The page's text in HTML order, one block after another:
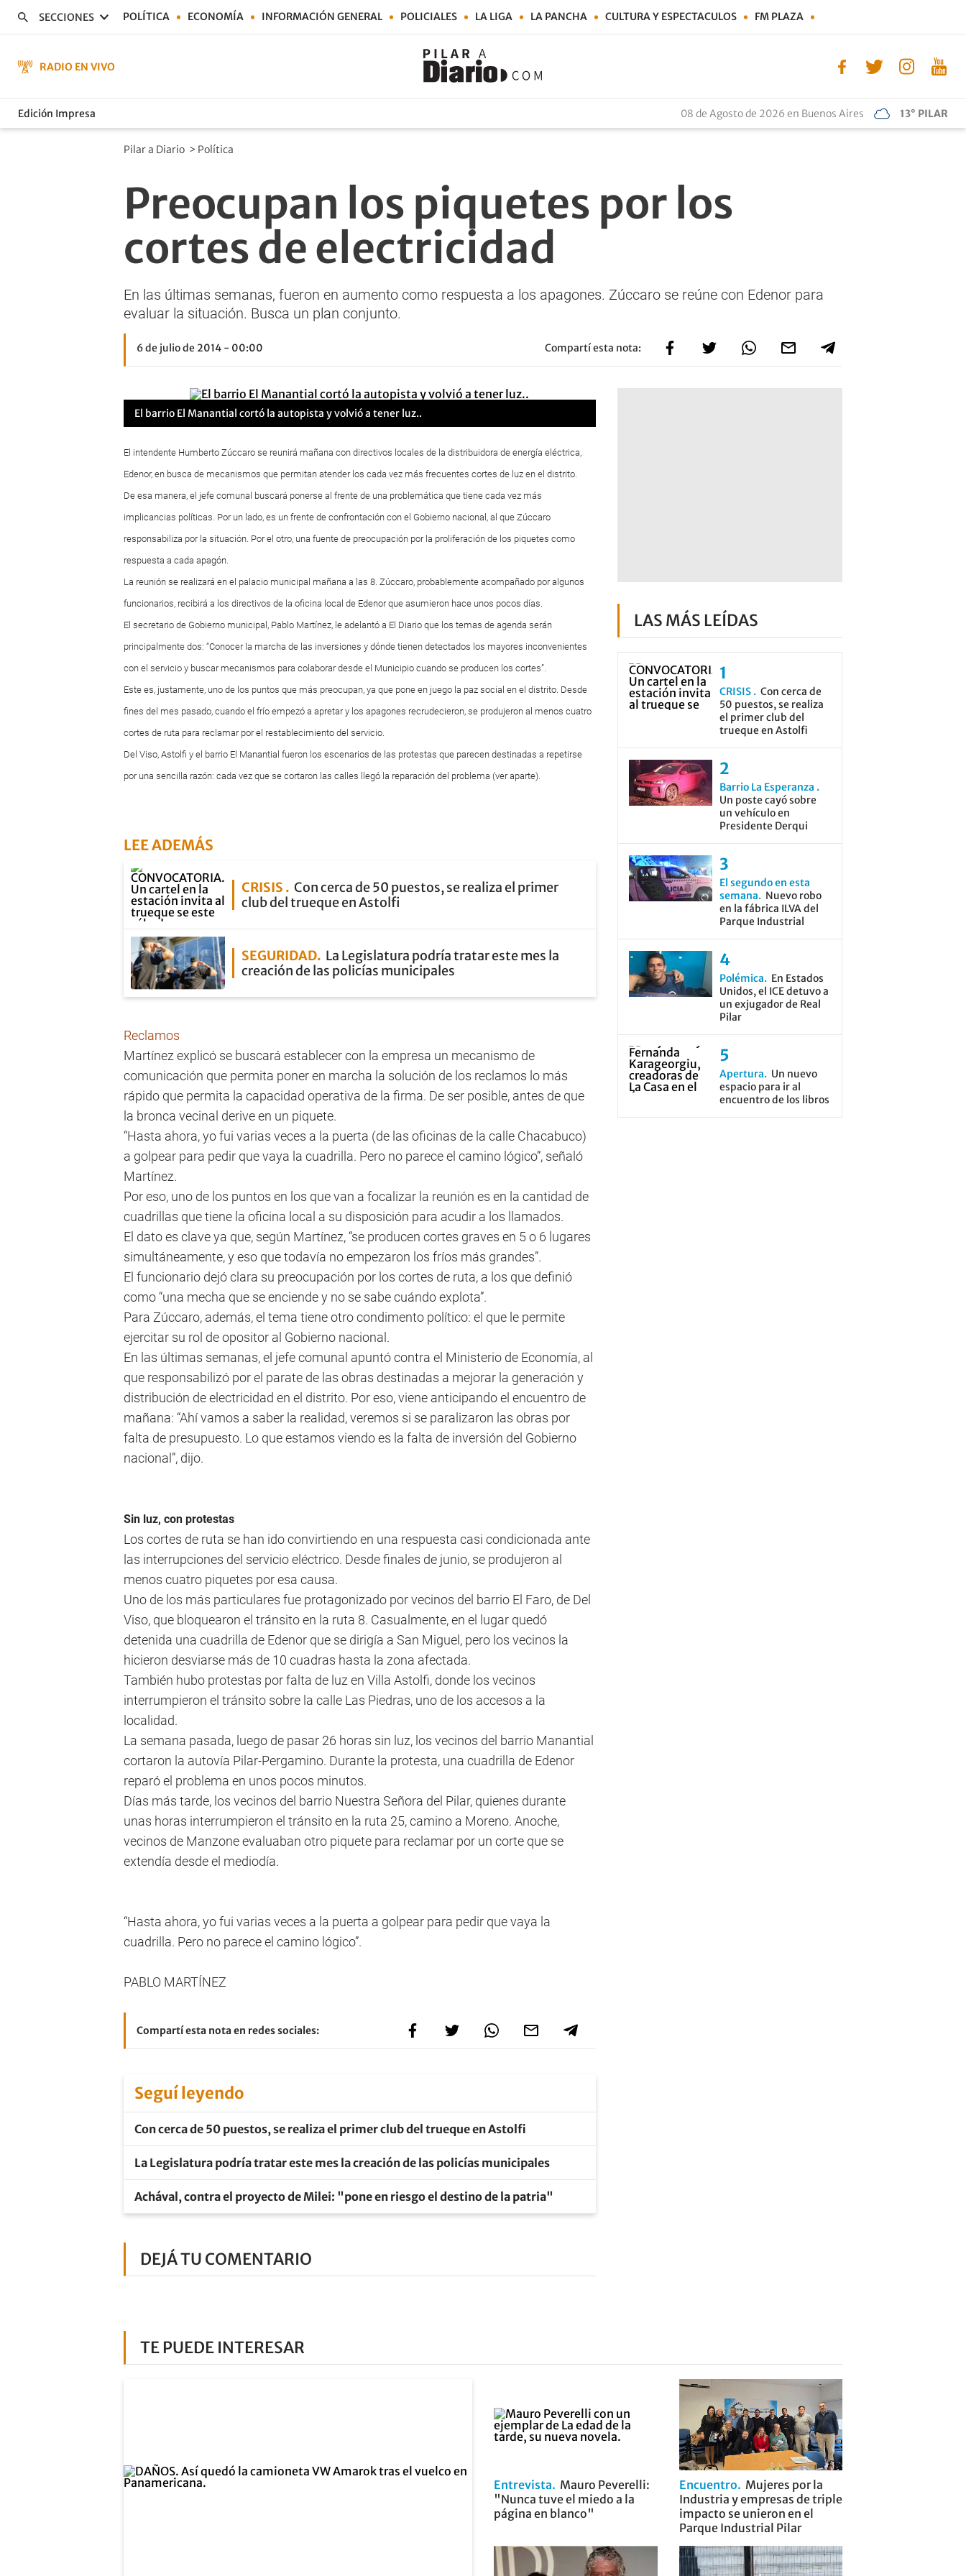
SECCIONES POLÍTICA ECONOMÍA INFORMACIÓN GENERAL POLICIALES LA LIGA LA PANCHA CULTURA Y ESPECTACULOS FM PLAZA
RADIO EN VIVO
Edición Impresa 08 de Agosto de 2026 en Buenos Aires 13° PILAR
Pilar a Diario > Política
Preocupan los piquetes por los
cortes de electricidad
En las últimas semanas, fueron en aumento como respuesta a los apagones. Zúccaro se reúne con Edenor para
evaluar la situación. Busca un plan conjunto.
6 de julio de 2014 - 00:00 Compartí esta nota:
El barrio El Manantial cortó la autopista y volvió a tener luz..
El intendente Humberto Zúccaro se reunirá mañana con directivos locales de la distribuidora de energía eléctrica,
Edenor, en busca de mecanismos que permitan atender los cada vez más frecuentes cortes de luz en el distrito.
De esa manera, el jefe comunal buscará ponerse al frente de una problemática que tiene cada vez más
implicancias políticas. Por un lado, es un frente de confrontación con el Gobierno nacional, al que Zúccaro
responsabiliza por la situación. Por el otro, una fuente de preocupación por la proliferación de los piquetes como
respuesta a cada apagón.
La reunión se realizará en el palacio municipal mañana a las 8. Zúccaro, probablemente acompañado por algunos
funcionarios, recibirá a los directivos de la oficina local de Edenor que asumieron hace unos pocos días.
El secretario de Gobierno municipal, Pablo Martínez, le adelantó a El Diario que los temas de agenda serán
principalmente dos: “Conocer la marcha de las inversiones y dónde tienen detectados los mayores inconvenientes
con el servicio y buscar mecanismos para colaborar desde el Municipio cuando se producen los cortes”.
Este es, justamente, uno de los puntos que más preocupan, ya que pone en juego la paz social en el distrito. Desde
fines del mes pasado, cuando el frío empezó a apretar y los apagones recrudecieron, se produjeron al menos cuatro
cortes de ruta para reclamar por el restablecimiento del servicio.
Del Viso, Astolfi y el barrio El Manantial fueron los escenarios de las protestas que parecen destinadas a repetirse
por una sencilla razón: cada vez que se cortaron las calles llegó la reparación del problema (ver aparte).
LEE ADEMÁS
CRISIS
Con cerca de 50 puestos, se realiza el primer
club del trueque en Astolfi
SEGURIDAD La Legislatura podría tratar este mes la
creación de las policías municipales
Reclamos
Martínez explicó se buscará establecer con la empresa un mecanismo de
comunicación que permita poner en marcha la solución de los reclamos lo más
rápido que permita la capacidad operativa de la firma. De ser posible, antes de que
la bronca vecinal derive en un piquete.
“Hasta ahora, yo fui varias veces a la puerta (de las oficinas de la calle Chacabuco)
a golpear para pedir que vaya la cuadrilla. Pero no parece el camino lógico”, señaló
Martínez.
Por eso, uno de los puntos en los que van a focalizar la reunión es en la cantidad de
cuadrillas que tiene la oficina local a su disposición para acudir a los llamados.
El dato es clave ya que, según Martínez, “se producen cortes graves en 5 o 6 lugares
simultáneamente, y eso que todavía no empezaron los fríos más grandes”.
El funcionario dejó clara su preocupación por los cortes de ruta, a los que definió
como “una mecha que se enciende y no se sabe cuándo explota”.
Para Zúccaro, además, el tema tiene otro condimento político: el que le permite
ejercitar su rol de opositor al Gobierno nacional.
En las últimas semanas, el jefe comunal apuntó contra el Ministerio de Economía, al
que responsabilizó por el parate de las obras destinadas a mejorar la generación y
distribución de electricidad en el distrito. Por eso, viene anticipando el encuentro de
mañana: “Ahí vamos a saber la realidad, veremos si se paralizaron las obras por
falta de presupuesto. Lo que estamos viendo es la falta de inversión del Gobierno
nacional”, dijo.
Sin luz, con protestas
Los cortes de ruta se han ido convirtiendo en una respuesta casi condicionada ante
las interrupciones del servicio eléctrico. Desde finales de junio, se produjeron al
menos cuatro piquetes por esa causa.
Uno de los más particulares fue protagonizado por vecinos del barrio El Faro, de Del
Viso, que bloquearon el tránsito en la ruta 8. Casualmente, en el lugar quedó
detenida una cuadrilla de Edenor que se dirigía a San Miguel, pero los vecinos la
hicieron desviarse más de 10 cuadras hasta la zona afectada.
También hubo protestas por falta de luz en Villa Astolfi, donde los vecinos
interrumpieron el tránsito sobre la calle Las Piedras, uno de los accesos a la
localidad.
La semana pasada, luego de pasar 26 horas sin luz, los vecinos del barrio Manantial
cortaron la autovía Pilar-Pergamino. Durante la protesta, una cuadrilla de Edenor
reparó el problema en unos pocos minutos.
Días más tarde, los vecinos del barrio Nuestra Señora del Pilar, quienes durante
unas horas interrumpieron el tránsito en la ruta 25, camino a Moreno. Anoche,
vecinos de Manzone evaluaban otro piquete para reclamar por un corte que se
extendía desde el mediodía.
“Hasta ahora, yo fui varias veces a la puerta a golpear para pedir que vaya la
cuadrilla. Pero no parece el camino lógico”.
PABLO MARTÍNEZ
Compartí esta nota en redes sociales:
Seguí leyendo
Con cerca de 50 puestos, se realiza el primer club del trueque en Astolfi
La Legislatura podría tratar este mes la creación de las policías municipales
Achával, contra el proyecto de Milei: "pone en riesgo el destino de la patria"
DEJÁ TU COMENTARIO
LAS MÁS LEÍDAS
CRISIS
Con cerca de
50 puestos, se realiza
el primer club del
trueque en Astolfi
Barrio La Esperanza
Un poste cayó sobre
un vehículo en
Presidente Derqui
El segundo en esta
semana
Nuevo robo
en la fábrica ILVA del
Parque Industrial
Polémica
En Estados
Unidos, el ICE detuvo a
un exjugador de Real
Pilar
Apertura
Un nuevo
espacio para ir al
encuentro de los libros
TE PUEDE INTERESAR
Entrevista
Mauro Peverelli:
"Nunca tuve el miedo a la
página en blanco"
Encuentro
Mujeres por la
Industria y empresas de triple
impacto se unieron en el
Parque Industrial Pilar